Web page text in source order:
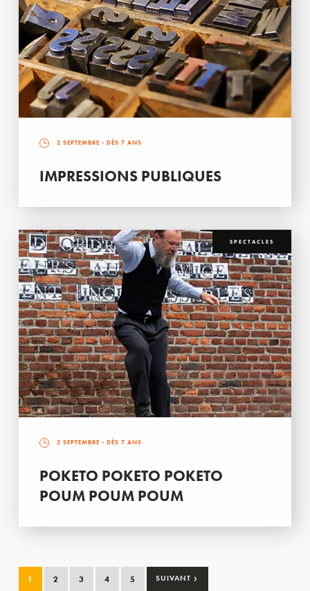
2 SEPTEMBRE - DÈS 7 ANS
IMPRESSIONS PUBLIQUES
SPECTACLES
2 SEPTEMBRE - DÈS 7 ANS
POKETO POKETO POKETO
POUM POUM POUM
1 2 3 4 5 SUIVANT ›